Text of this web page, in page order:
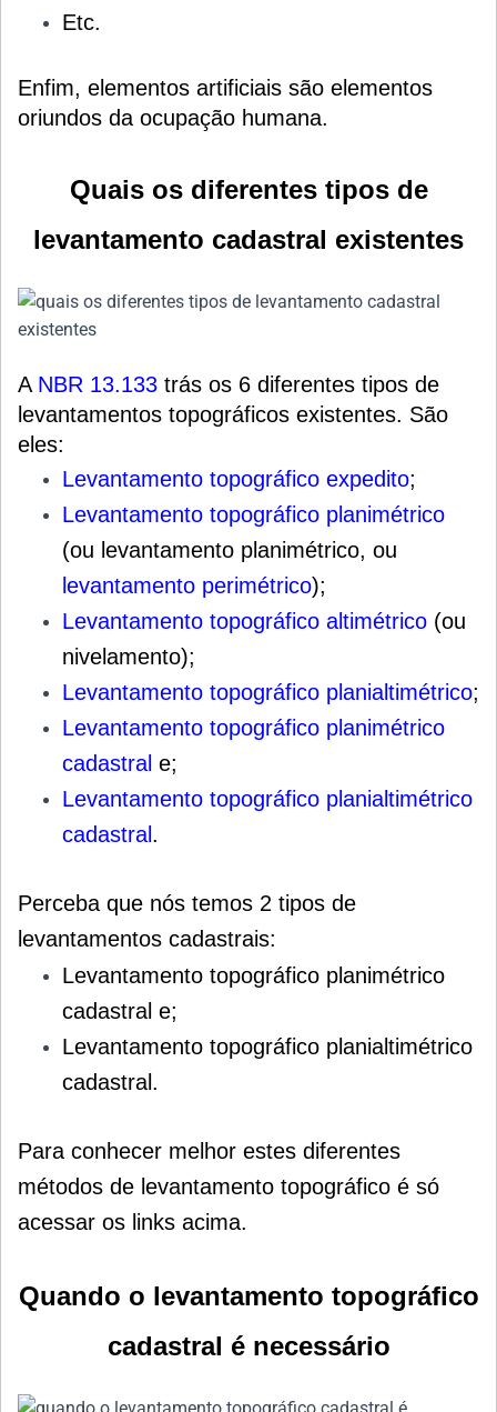
Etc.
Enfim, elementos artificiais são elementos
oriundos da ocupação humana.
Quais os diferentes tipos de
levantamento cadastral existentes
A NBR 13.133 trás os 6 diferentes tipos de
levantamentos topográficos existentes. São
eles:
Levantamento topográfico expedito;
Levantamento topográfico planimétrico
(ou levantamento planimétrico, ou
levantamento perimétrico);
Levantamento topográfico altimétrico (ou
nivelamento);
Levantamento topográfico planialtimétrico;
Levantamento topográfico planimétrico
cadastral e;
Levantamento topográfico planialtimétrico
cadastral .
Perceba que nós temos 2 tipos de
levantamentos cadastrais:
Levantamento topográfico planimétrico
cadastral e;
Levantamento topográfico planialtimétrico
cadastral.
Para conhecer melhor estes diferentes
métodos de levantamento topográfico é só
acessar os links acima.
Quando o levantamento topográfico
cadastral é necessário